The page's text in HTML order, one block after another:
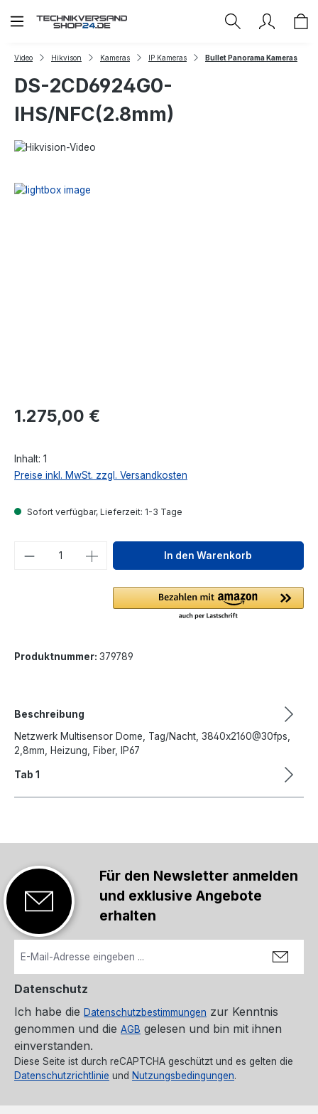
Zum Hauptinhalt springen
Video Hikvison Kameras IP Kameras Bullet Panorama Kameras
DS-2CD6924G0-
IHS/NFC(2.8mm)
Regulärer Preis:
1.275,00 €
Inhalt: 1
Preise inkl. MwSt. zzgl. Versandkosten
Sofort verfügbar, Lieferzeit: 1-3 Tage
Produkt Anzahl: Gib denIn den Warenkorb
Produktnummer: 379789
Beschreibung
Netzwerk Multisensor Dome, Tag/Nacht, 3840x2160@30fps,
2,8mm, Heizung, Fiber, IP67
Tab 1
Für den Newsletter anmelden
und exklusive Angebote
erhalten
Datenschutz
Ich habe die Datenschutzbestimmungen zur Kenntnis
genommen und die AGB gelesen und bin mit ihnen
einverstanden.
Diese Seite ist durch reCAPTCHA geschützt und es gelten die
Datenschutzrichtlinie und Nutzungsbedingungen.